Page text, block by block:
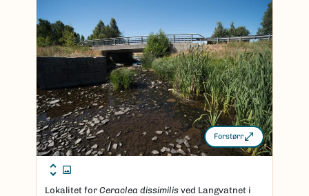
Forstørr
Lokalitet for Ceraclea dissimilis ved Langvatnet i